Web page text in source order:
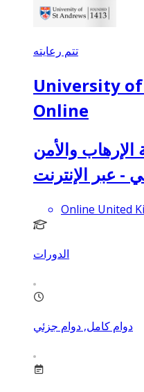
تتم رعايته
University
Online
والأمن
- عبر الإنترنت
Online United
الدورات
دوام كامل, دوام جزئي